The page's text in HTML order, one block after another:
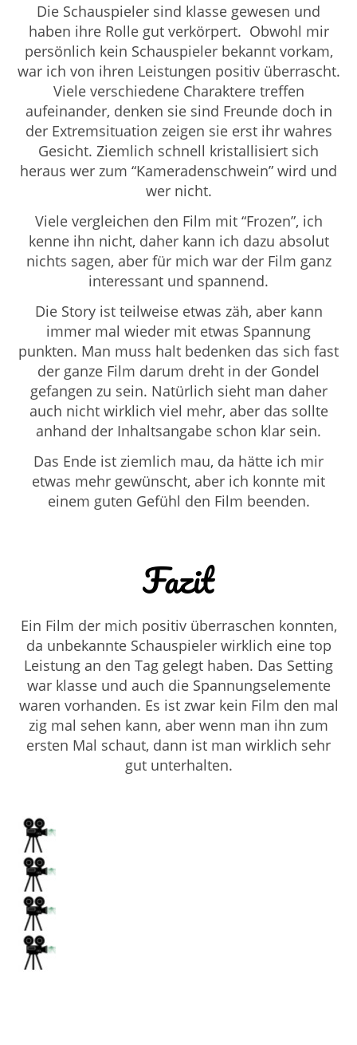
Die Schauspieler sind klasse gewesen und
haben ihre Rolle gut verkörpert. Obwohl mir
persönlich kein Schauspieler bekannt vorkam,
war ich von ihren Leistungen positiv überrascht.
Viele verschiedene Charaktere treffen
aufeinander, denken sie sind Freunde doch in
der Extremsituation zeigen sie erst ihr wahres
Gesicht. Ziemlich schnell kristallisiert sich
heraus wer zum “Kameradenschwein” wird und
wer nicht.
Viele vergleichen den Film mit “Frozen”, ich
kenne ihn nicht, daher kann ich dazu absolut
nichts sagen, aber für mich war der Film ganz
interessant und spannend.
Die Story ist teilweise etwas zäh, aber kann
immer mal wieder mit etwas Spannung
punkten. Man muss halt bedenken das sich fast
der ganze Film darum dreht in der Gondel
gefangen zu sein. Natürlich sieht man daher
auch nicht wirklich viel mehr, aber das sollte
anhand der Inhaltsangabe schon klar sein.
Das Ende ist ziemlich mau, da hätte ich mir
etwas mehr gewünscht, aber ich konnte mit
einem guten Gefühl den Film beenden.
Fazit
Ein Film der mich positiv überraschen konnten,
da unbekannte Schauspieler wirklich eine top
Leistung an den Tag gelegt haben. Das Setting
war klasse und auch die Spannungselemente
waren vorhanden. Es ist zwar kein Film den mal
zig mal sehen kann, aber wenn man ihn zum
ersten Mal schaut, dann ist man wirklich sehr
gut unterhalten.